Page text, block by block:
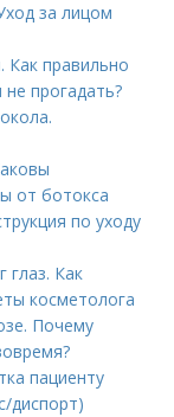
за лицом
Как правильно
прогадать?
от ботокса
по уходу
Как
косметолога
Почему
пациенту
диспорт)